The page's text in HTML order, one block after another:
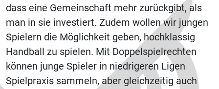
dass eine Gemeinschaft mehr zurückgibt, als
man in sie investiert. Zudem wollen wir jungen
Spielern die Möglichkeit geben, hochklassig
Handball zu spielen. Mit Doppelspielrechten
können junge Spieler in niedrigeren Ligen
Spielpraxis sammeln, aber gleichzeitig auch